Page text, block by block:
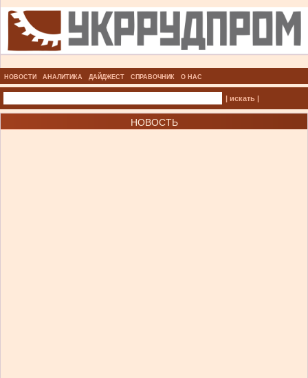
НОВОСТИ АНАЛИТИКА ДАЙДЖЕСТ СПРАВОЧНИК О НАС
| искать |
НОВОСТЬ